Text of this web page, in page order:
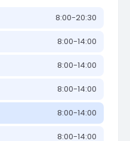
8:00-20:30
8:00-14:00
8:00-14:00
8:00-14:00
8:00-14:00
8:00-14:00